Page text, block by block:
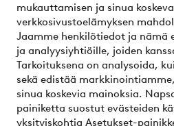
mukauttamisen ja sinua
verkkosivustoelämyksen
Jaamme henkilötiedot ja nämä
ja analyysiyhtiöille, joiden
Tarkoituksena on analysoida,
sekä edistää
sinua koskevia mainoksia.
painiketta suostut evästeiden
yksityiskohtia Asetukset-
Turvalliset maksut –
Haluatko tietää lisää
elpy